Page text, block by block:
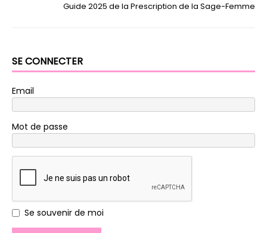
Guide 2025 de la Prescription de la Sage-Femme
SE CONNECTER
Email
Mot de passe
Se souvenir de moi